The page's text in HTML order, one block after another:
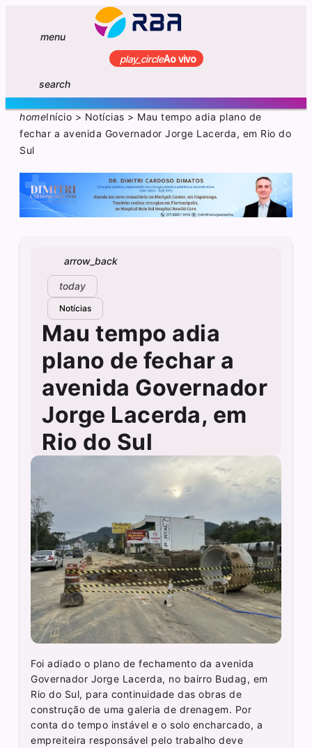
menu
play_circleAo vivo
search
homeInício > Notícias > Mau tempo adia plano de
fechar a avenida Governador Jorge Lacerda, em Rio do
Sul
arrow_back
today
Notícias
Mau tempo adia
plano de fechar a
avenida Governador
Jorge Lacerda, em
Rio do Sul
Foi adiado o plano de fechamento da avenida
Governador Jorge Lacerda, no bairro Budag, em
Rio do Sul, para continuidade das obras de
construção de uma galeria de drenagem. Por
conta do tempo instável e o solo encharcado, a
empreiteira responsável pelo trabalho deve